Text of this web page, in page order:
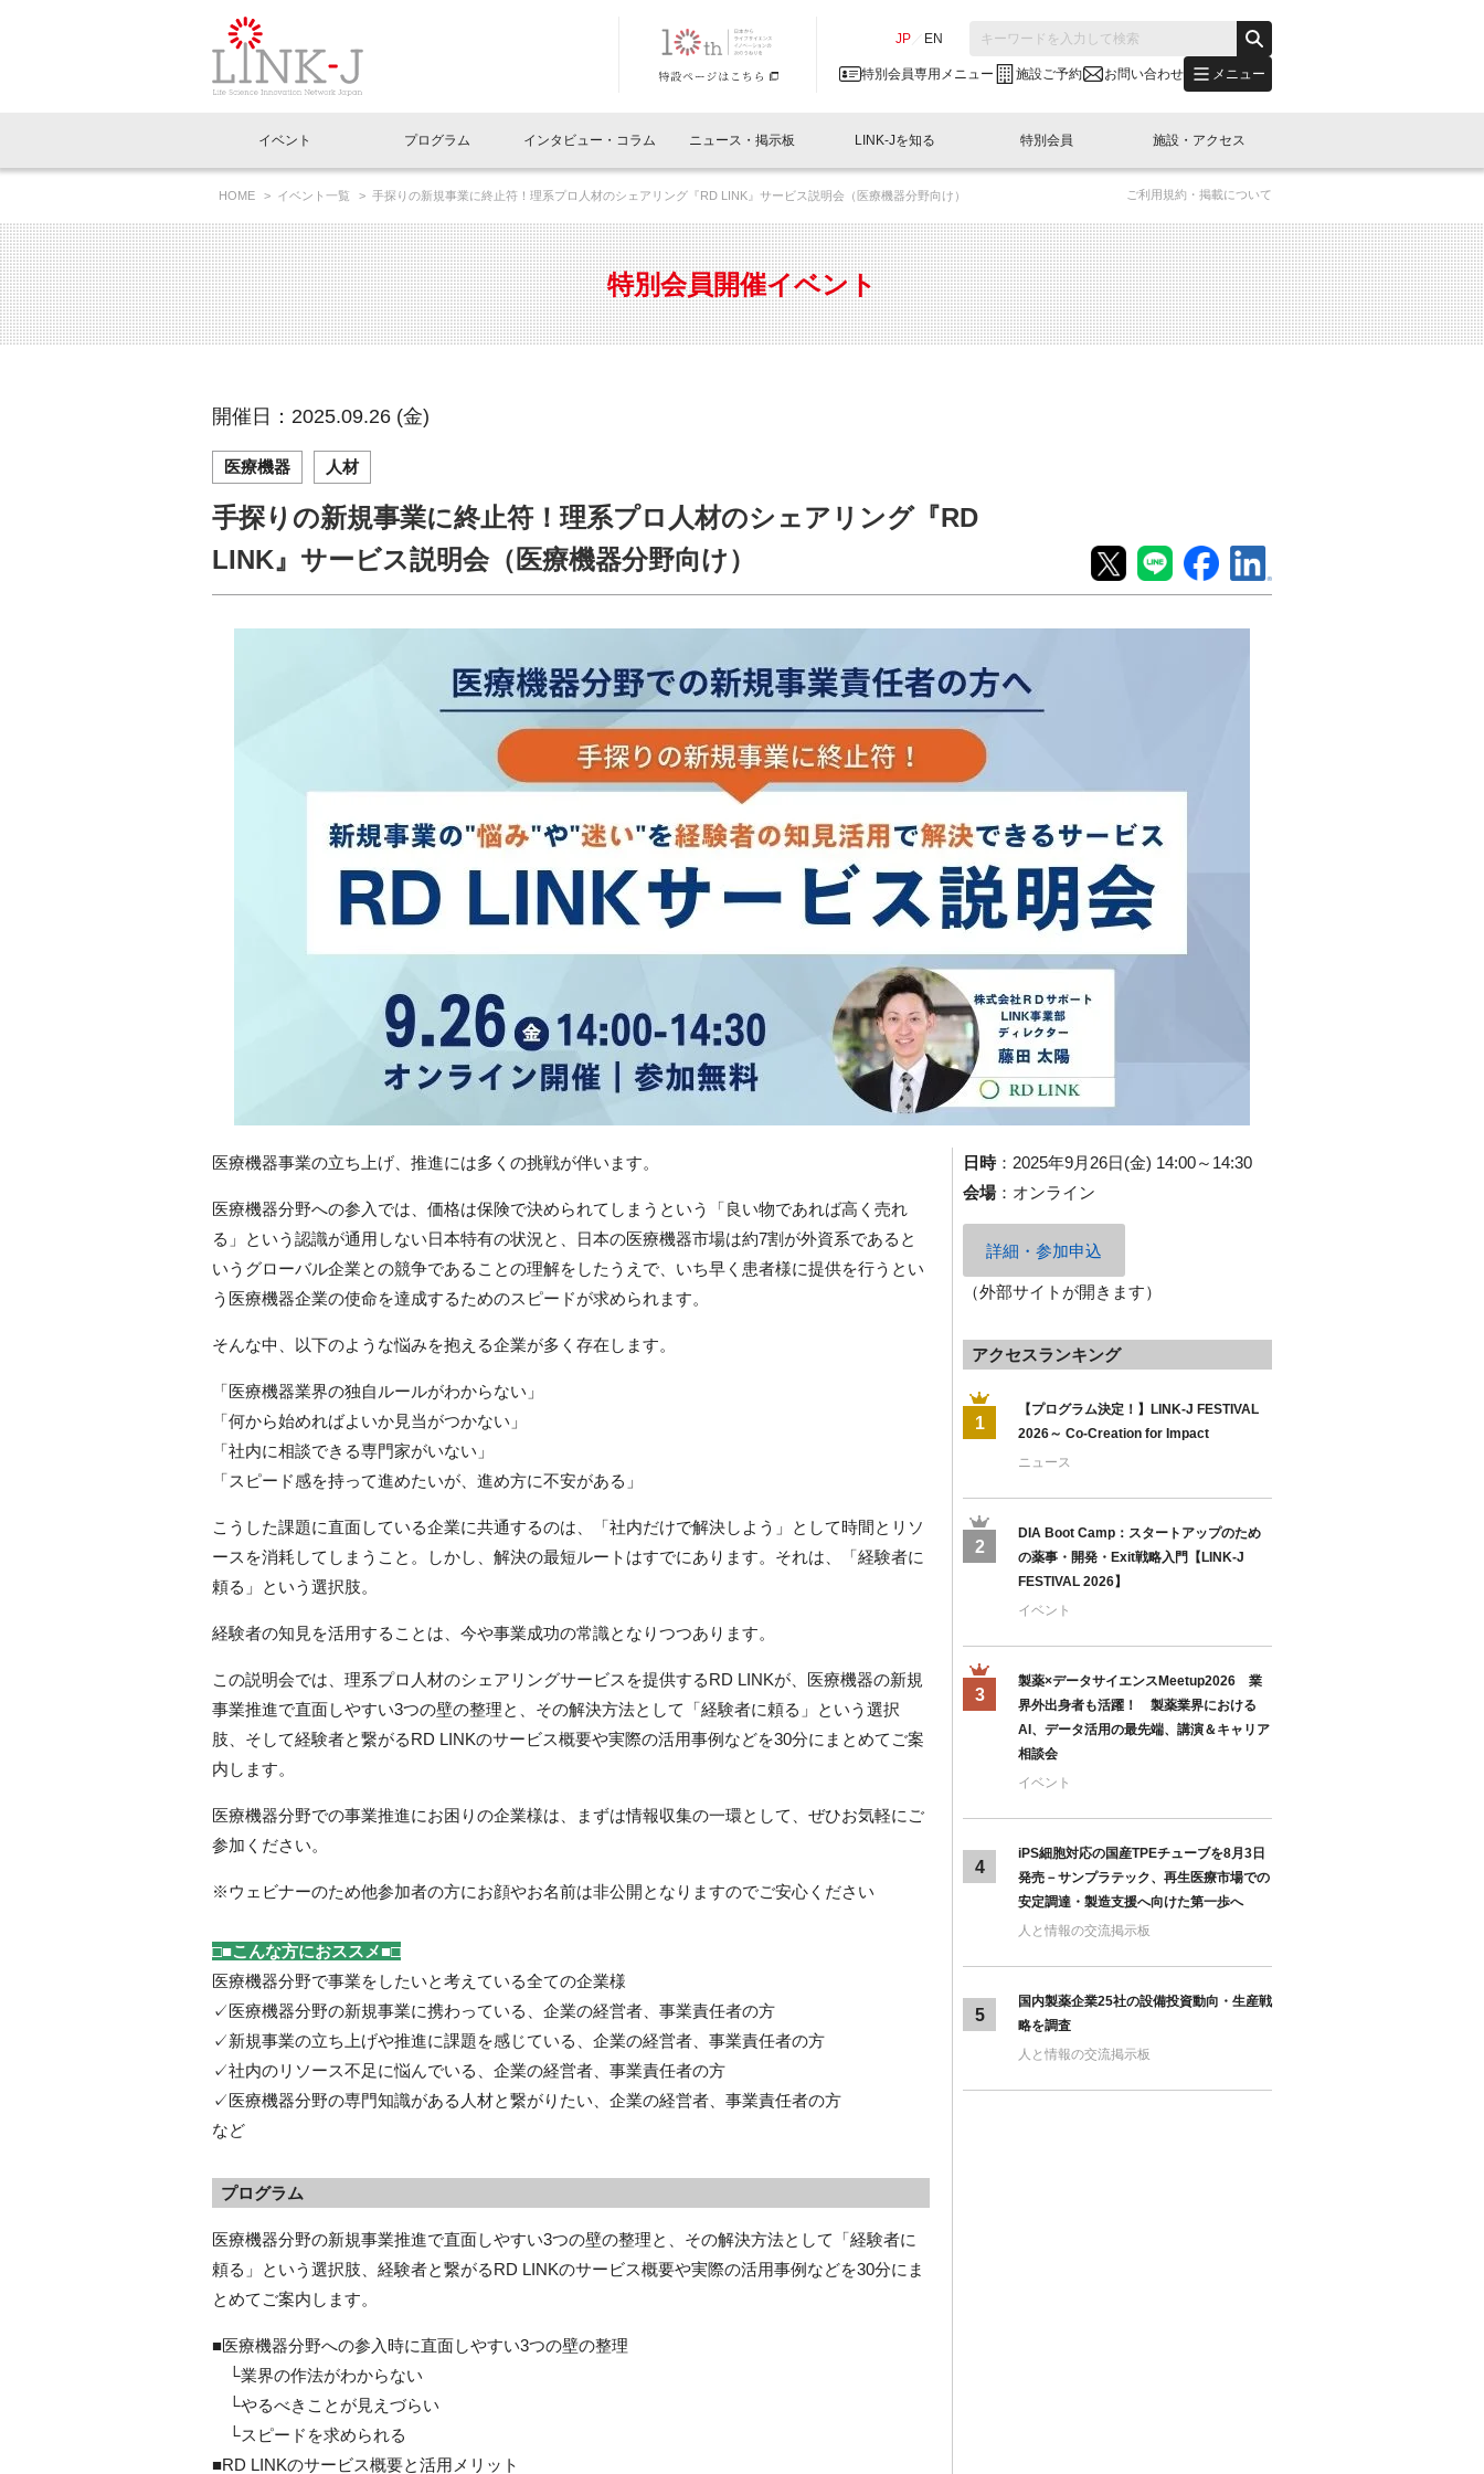
JP EN
特別会員専用メニュー 施設ご予約 お問い合わせ メニュー
イベントお知らせメール登録
閉じる
イベント
イベント一覧
LINK-J主催・共催 特別会員開催
LINK-J協賛・協力 出展・参加
イベントレポート一覧
LINK-J主催・共催 特別会員開催
LINK-J協賛・協力 出展・参加
プログラム
Out of Box相談室 What's "UNIKORN"？ What's "LINK-BioBAY TOKYO"？
インタビュー・コラム
インタビュー・コラム一覧
スペシャルインタビュー ベンチャーインタビュー 会報誌 (News Letter)
連載コラム サポーターコラム 日本橋コラム
ニュース・掲示板
ニュース一覧
トピック プレスリリース
メディア情報 海外関連
協賛・協力
人と情報の交流掲示板一覧
会員プレスリリース ニュース・事業紹介
募集 イベント
LINK-Jを知る
理事長挨拶 Why in Nihonbashi What’s LINK-J WEST
国内外連携 サポーター紹介 事業内容
組織概要 パンフレット GTB日本橋エリアについて
特別会員
特別会員一覧 特別会員について 入会申し込み
専用メニューはこちら
施設・アクセス
ラウンジ・会議室 オフィス・ラボ 施設ご予約
アクセス
HOME イベント一覧 手探りの新規事業に終止符！理系プロ人材のシェアリング『RD LINK』サービス説明会（医療機器分野向け） ご利用規約・掲載について
特別会員開催イベント
開催日：2025.09.26 (金)
医療機器 人材
手探りの新規事業に終止符！理系プロ人材のシェアリング『RD
LINK』サービス説明会（医療機器分野向け）
医療機器事業の立ち上げ、推進には多くの挑戦が伴います。
医療機器分野への参入では、価格は保険で決められてしまうという「良い物であれば高く売れ
る」という認識が通用しない日本特有の状況と、日本の医療機器市場は約7割が外資系であると
いうグローバル企業との競争であることの理解をしたうえで、いち早く患者様に提供を行うとい
う医療機器企業の使命を達成するためのスピードが求められます。
そんな中、以下のような悩みを抱える企業が多く存在します。
「医療機器業界の独自ルールがわからない」
「何から始めればよいか見当がつかない」
「社内に相談できる専門家がいない」
「スピード感を持って進めたいが、進め方に不安がある」
こうした課題に直面している企業に共通するのは、「社内だけで解決しよう」として時間とリソ
ースを消耗してしまうこと。しかし、解決の最短ルートはすでにあります。それは、「経験者に
頼る」という選択肢。
経験者の知見を活用することは、今や事業成功の常識となりつつあります。
この説明会では、理系プロ人材のシェアリングサービスを提供するRD LINKが、医療機器の新規
事業推進で直面しやすい3つの壁の整理と、その解決方法として「経験者に頼る」という選択
肢、そして経験者と繋がるRD LINKのサービス概要や実際の活用事例などを30分にまとめてご案
内します。
医療機器分野での事業推進にお困りの企業様は、まずは情報収集の一環として、ぜひお気軽にご
参加ください。
※ウェビナーのため他参加者の方にお顔やお名前は非公開となりますのでご安心ください
□■こんな方におススメ■□
医療機器分野で事業をしたいと考えている全ての企業様
✓医療機器分野の新規事業に携わっている、企業の経営者、事業責任者の方
✓新規事業の立ち上げや推進に課題を感じている、企業の経営者、事業責任者の方
✓社内のリソース不足に悩んでいる、企業の経営者、事業責任者の方
✓医療機器分野の専門知識がある人材と繋がりたい、企業の経営者、事業責任者の方
など
プログラム
医療機器分野の新規事業推進で直面しやすい3つの壁の整理と、その解決方法として「経験者に
頼る」という選択肢、経験者と繋がるRD LINKのサービス概要や実際の活用事例などを30分にま
とめてご案内します。
■医療機器分野への参入時に直面しやすい3つの壁の整理
└業界の作法がわからない
└やるべきことが見えづらい
└スピードを求められる
■RD LINKのサービス概要と活用メリット
日時： 2025年9月26日(金) 14:00～14:30
会場： オンライン
詳細・参加申込
（外部サイトが開きます）
アクセスランキング
1
【プログラム決定！】LINK-J FESTIVAL
2026～ Co-Creation for Impact
ニュース
2
DIA Boot Camp：スタートアップのため
の薬事・開発・Exit戦略入門【LINK-J
FESTIVAL 2026】
イベント
3
製薬×データサイエンスMeetup2026 業
界外出身者も活躍！ 製薬業界における
AI、データ活用の最先端、講演＆キャリア
相談会
イベント
4
iPS細胞対応の国産TPEチューブを8月3日
発売－サンプラテック、再生医療市場での
安定調達・製造支援へ向けた第一歩へ
人と情報の交流掲示板
5
国内製薬企業25社の設備投資動向・生産戦
略を調査
人と情報の交流掲示板